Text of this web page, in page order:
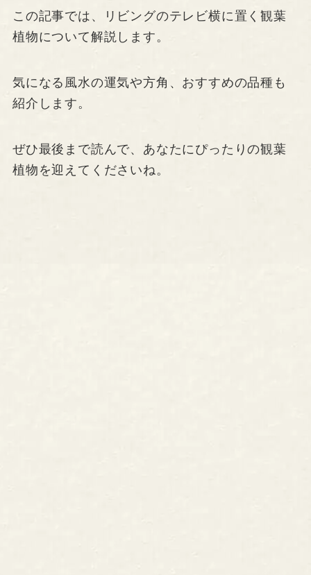
この記事では、リビングのテレビ横に置く観葉
植物について解説します。
気になる風水の運気や方角、おすすめの品種も
紹介します。
ぜひ最後まで読んで、あなたにぴったりの観葉
植物を迎えてくださいね。